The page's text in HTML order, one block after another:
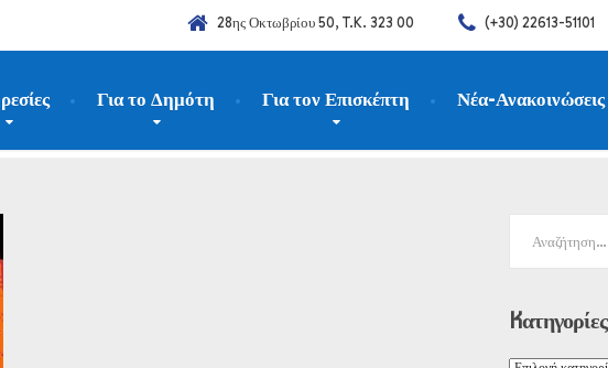
28ης Οκτωβρίου 50, T.K. 323 00 (+30) 22613-51101
Για το Δημότη Για τον Επισκέπτη Νέα-Ανακοινώσεις
Kατηγορίες